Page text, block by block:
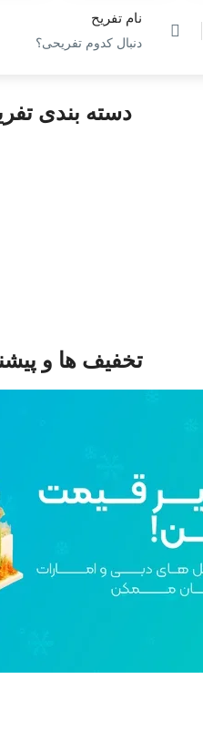
نام تفریح
دسته بندی
تخفیف ها و